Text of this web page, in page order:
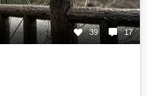
39 17